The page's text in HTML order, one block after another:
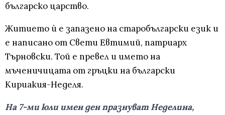
българско царство.
Житието ѝ е запазено на старобългарски език и
е написано от Свети Евтимий, патриарх
Търновски. Той е превел и името на
мъченичицата от гръцки на български
Кириакия-Неделя.
На 7-ми юли имен ден празнуват Неделина,